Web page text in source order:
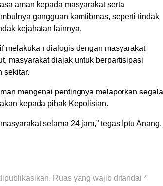
aman kepada masyarakat serta
gangguan kamtibmas, seperti tindak
kejahatan lainnya.
melakukan dialogis dengan masyarakat
masyarakat diajak untuk berpartisipasi
sekitar.
mengenai pentingnya melaporkan segala
kepada pihak Kepolisian.
selama 24 jam,” tegas Iptu Anang.
Ruas yang wajib ditandai *